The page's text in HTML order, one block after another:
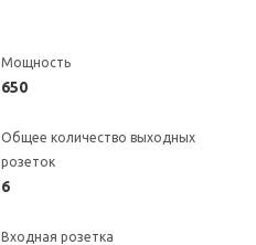
Мощность
650
Общее количество выходных
розеток
6
Входная розетка